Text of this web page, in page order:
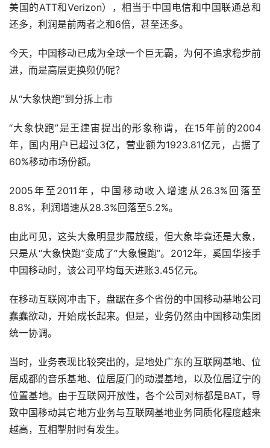
美国的ATT和Verizon），相当于中国电信和中国联通总和
还多，利润是前两者之和6倍，甚至还多。
今天，中国移动已成为全球一个巨无霸，为何不追求稳步前
进，而是高层更换频仍呢？
从“大象快跑”到分拆上市
“大象快跑”是王建宙提出的形象称谓，在15年前的2004
年，国内用户已超过3亿，营业额为1923.81亿元，占据了
60%移动市场份额。
2005年至2011年，中国移动收入增速从26.3%回落至
8.8%，利润增速从28.3%回落至5.2%。
由此可见，这头大象明显步履放缓，但大象毕竟还是大象，
只是从“大象快跑”变成了“大象慢跑”。2012年，奚国华接手
中国移动时，该公司平均每天进账3.45亿元。
在移动互联网冲击下，盘踞在多个省份的中国移动基地公司
蠢蠢欲动，开始成长起来。但是，业务仍然由中国移动集团
统一协调。
当时，业务表现比较突出的，是地处广东的互联网基地、位
居成都的音乐基地、位居厦门的动漫基地，以及位居辽宁的
位置基地。由于互联网开放性，各个公司对标都是BAT，导
致中国移动其它地方业务与互联网基地业务同质化程度越来
越高，互相掣肘时有发生。